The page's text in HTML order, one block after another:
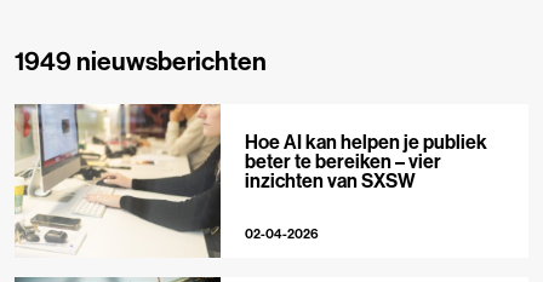
1949 nieuwsberichten
Hoe AI kan helpen je publiek
beter te bereiken – vier
inzichten van SXSW
02-04-2026